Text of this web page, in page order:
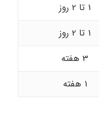
1 تا 2 روز
1 تا 2 روز
3 هفته
1 هفته